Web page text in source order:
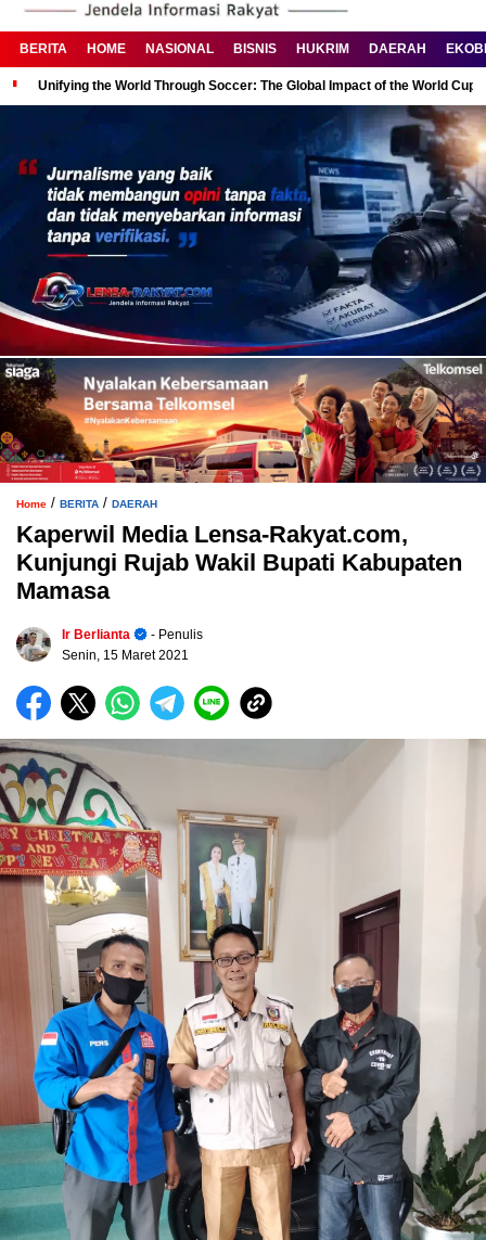
BERITA HOME NASIONAL BISNIS HUKRIM DAERAH
Unifying the World Through Soccer: The Global Impact of the World Cup
Home / BERITA / DAERAH
Kaperwil Media Lensa-Rakyat.com,
Kunjungi Rujab Wakil Bupati Kabupaten
Mamasa
Ir Berlianta
- Penulis
Senin, 15 Maret 2021